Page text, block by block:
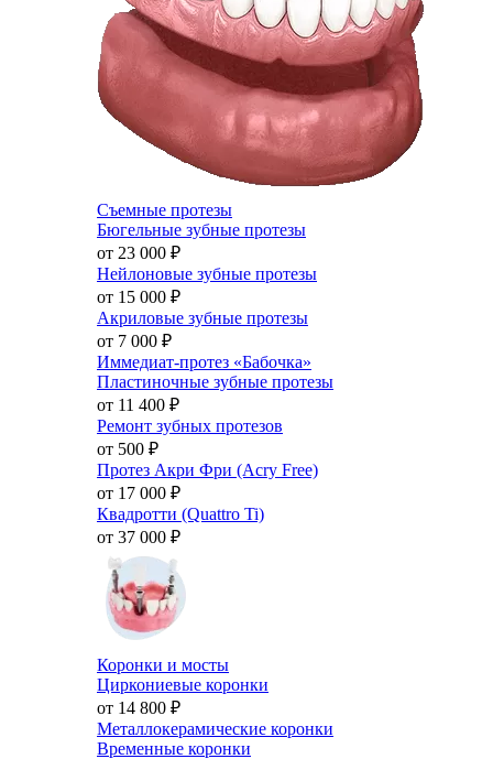
Съемные протезы
Бюгельные зубные протезы
от 23 000 ₽
Нейлоновые зубные протезы
от 15 000 ₽
Акриловые зубные протезы
от 7 000 ₽
Иммедиат-протез «Бабочка»
Пластиночные зубные протезы
от 11 400 ₽
Ремонт зубных протезов
от 500 ₽
Протез Акри Фри (Acry Free)
от 17 000 ₽
Квадротти (Quattro Ti)
от 37 000 ₽
Коронки и мосты
Циркониевые коронки
от 14 800 ₽
Металлокерамические коронки
Временные коронки